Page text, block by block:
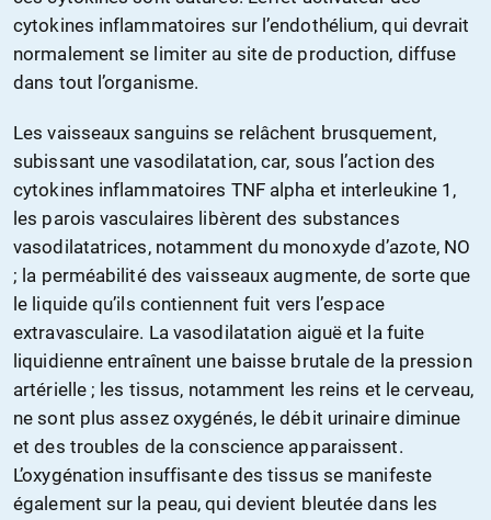
cytokines inflammatoires sur l’endothélium, qui devrait
normalement se limiter au site de production, diffuse
dans tout l’organisme.
Les vaisseaux sanguins se relâchent brusquement,
subissant une vasodilatation, car, sous l’action des
cytokines inflammatoires TNF alpha et interleukine 1,
les parois vasculaires libèrent des substances
vasodilatatrices, notamment du monoxyde d’azote, NO
; la perméabilité des vaisseaux augmente, de sorte que
le liquide qu’ils contiennent fuit vers l’espace
extravasculaire. La vasodilatation aiguë et la fuite
liquidienne entraînent une baisse brutale de la pression
artérielle ; les tissus, notamment les reins et le cerveau,
ne sont plus assez oxygénés, le débit urinaire diminue
et des troubles de la conscience apparaissent.
L’oxygénation insuffisante des tissus se manifeste
également sur la peau, qui devient bleutée dans les